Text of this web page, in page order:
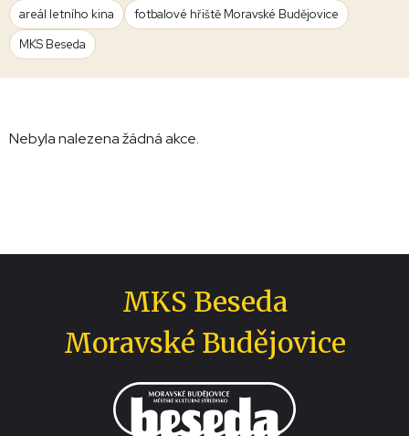
areál letního kina
fotbalové hřiště Moravské Budějovice
MKS Beseda
Nebyla nalezena žádná akce.
MKS Beseda
Moravské Budějovice